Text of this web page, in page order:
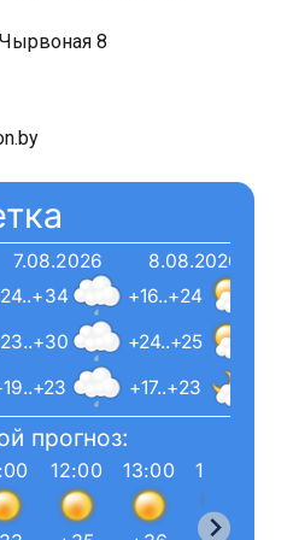
8
7.08.2026
8.08.2026
+16..+24
+24..+25
+17..+23
прогноз:
12:00 13:00 14:00